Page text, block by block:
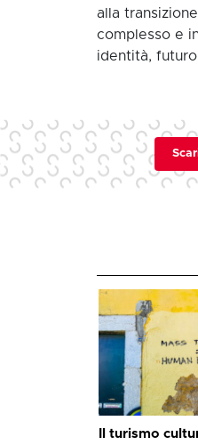
alla
complesso e
identità,
Il turismo